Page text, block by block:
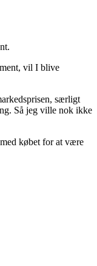
vil I blive
særligt
Så jeg ville nok ikke
købet for at være